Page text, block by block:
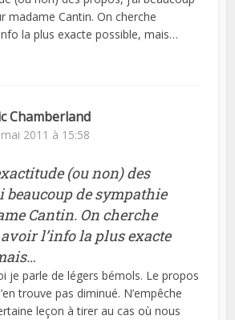
madame Cantin. On cherche
la plus exacte possible, mais…
Chamberland
2011 à 15:58
(ou non) des
beaucoup de sympathie
Cantin. On cherche
l’info la plus exacte
je parle de légers bémols. Le propos
trouve pas diminué. N’empêche
leçon à tirer au cas où nous